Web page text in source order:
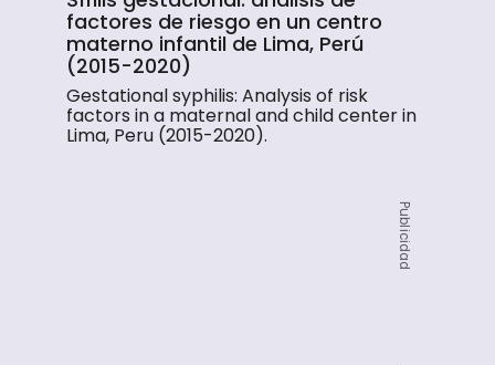
factores de riesgo en un centro
materno infantil de Lima, Perú
(2015-2020)
Gestational syphilis: Analysis of risk
factors in a maternal and child center in
Lima, Peru (2015-2020).
Publicidad